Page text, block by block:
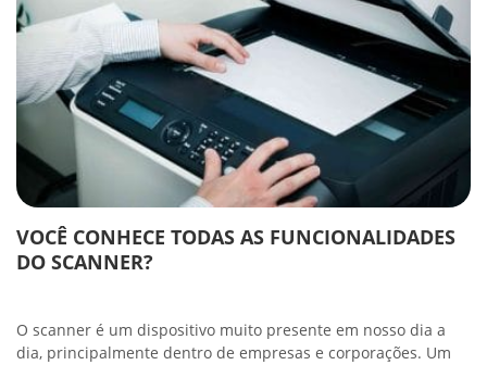
VOCÊ CONHECE TODAS AS FUNCIONALIDADES
DO SCANNER?
O scanner é um dispositivo muito presente em nosso dia a
dia, principalmente dentro de empresas e corporações. Um